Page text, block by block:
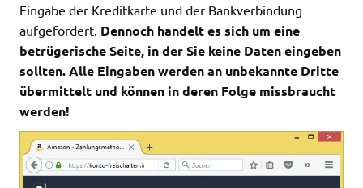
Eingabe der Kreditkarte und der Bankverbindung
aufgefordert. Dennoch handelt es sich um eine
betrügerische Seite, in der Sie keine Daten eingeben
sollten. Alle Eingaben werden an unbekannte Dritte
übermittelt und können in deren Folge missbraucht
werden!